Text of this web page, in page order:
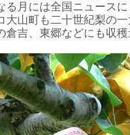
る月には全国ニュース
大山町も二十世紀梨の一
倉吉、東郷などにも収